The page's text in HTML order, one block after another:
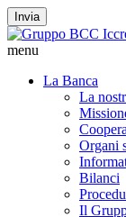
Invia
menu
La Banca
La
Organi
Bilanci
Il